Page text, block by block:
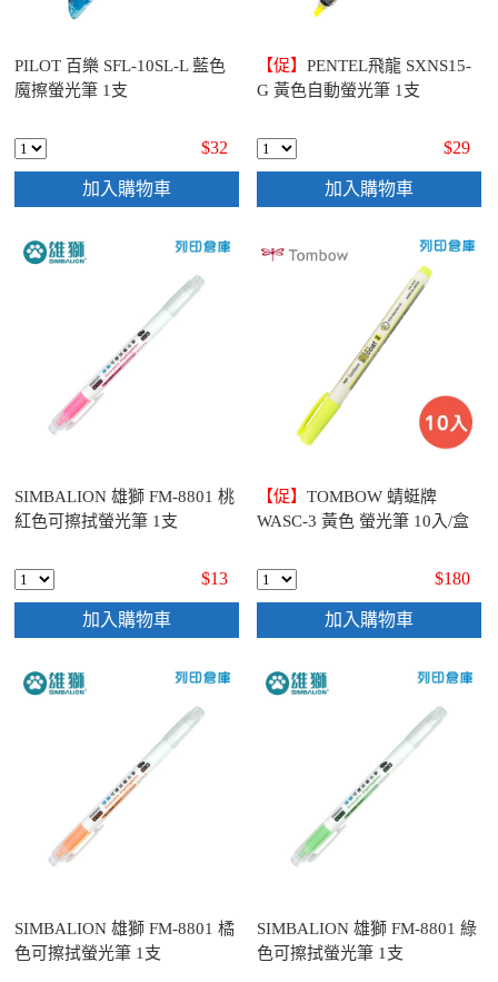
PILOT 百樂 SFL-10SL-L 藍色
魔擦螢光筆 1支
$32
加入購物車
【促】PENTEL飛龍 SXNS15-
G 黃色自動螢光筆 1支
$29
加入購物車
SIMBALION 雄獅 FM-8801 桃
紅色可擦拭螢光筆 1支
$13
加入購物車
【促】TOMBOW 蜻蜓牌
WASC-3 黃色 螢光筆 10入/盒
$180
加入購物車
SIMBALION 雄獅 FM-8801 橘
色可擦拭螢光筆 1支
SIMBALION 雄獅 FM-8801 綠
色可擦拭螢光筆 1支